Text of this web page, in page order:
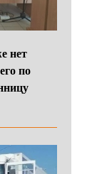
нет
по